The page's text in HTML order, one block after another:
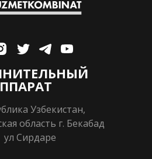
Узбекистан,
область г. Бекабад
ул Сирдаре